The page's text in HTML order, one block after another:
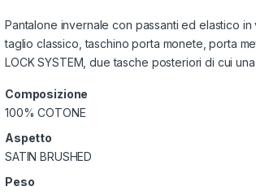
Pantalone invernale con passanti ed elastico
taglio classico, taschino porta monete, porta
LOCK SYSTEM, due tasche posteriori di cui
Composizione
100% COTONE
Aspetto
SATIN BRUSHED
Peso